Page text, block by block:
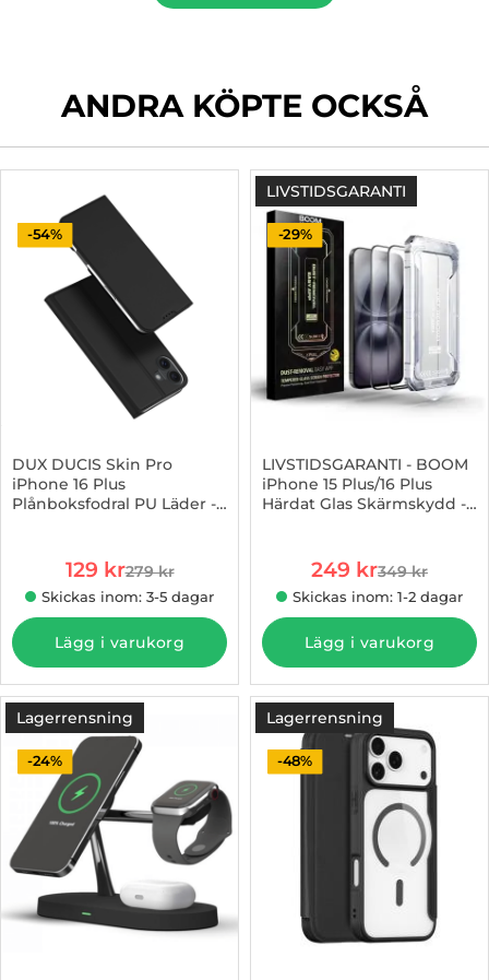
ANDRA KÖPTE OCKSÅ
-54%
DUX DUCIS Skin Pro
iPhone 16 Plus
Plånboksfodral PU Läder -
rea pris
129 krtidigare pris
279 kr
Skickas inom: 3-5 dagar
Lägg i varukorg
LIVSTIDSGARANTI
-29%
LIVSTIDSGARANTI - BOOM
iPhone 15 Plus/16 Plus
Härdat Glas Skärmskydd -
rea pris
249 krtidigare pris
349 kr
Skickas inom: 1-2 dagar
Lägg i varukorg
Lagerrensning
-24%
Lagerrensning
-48%